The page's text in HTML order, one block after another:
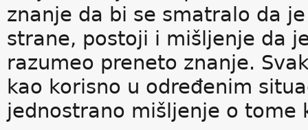
znanje da bi se smatralo da
strane, postoji i mišljenje da
razumeo preneto znanje.
kao korisno u određenim
jednostrano mišljenje o tome